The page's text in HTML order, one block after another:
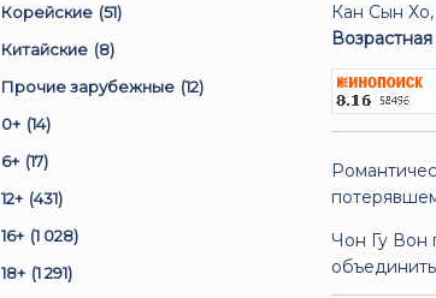
Кан Сын
Чон Гу Вон
Корейские (51)
Китайские (8)
Прочие зарубежные (12)
0+ (14)
6+ (17)
12+ (431)
16+ (1 028)
18+ (1 291)